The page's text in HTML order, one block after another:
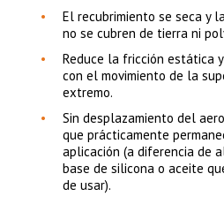
El recubrimiento se seca y
no se cubren de tierra ni
Reduce la fricción estática
con el movimiento de la
extremo.
Sin desplazamiento del
que prácticamente
aplicación (a diferencia de
base de silicona o aceite
de usar).